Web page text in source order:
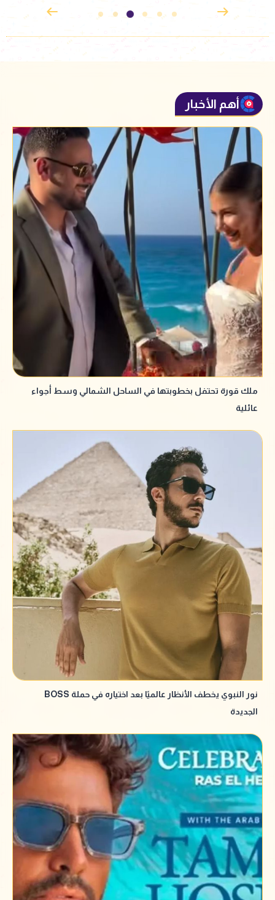
أهم الأخبار
ملك قورة تحتفل بخطوبتها في الساحل الشمالي وسط أجواء
عائلية
نور النبوي يخطف الأنظار عالميًا بعد اختياره في حملة BOSS
الجديدة